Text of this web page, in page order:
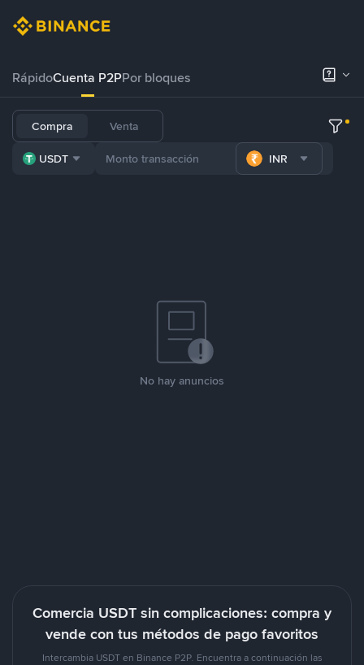
RápidoCuenta P2PPor bloques
Compra Venta
USDT INR
No hay anuncios
Comercia USDT sin complicaciones: compra y
vende con tus métodos de pago favoritos
Intercambia USDT en Binance P2P. Encuentra a continuación las